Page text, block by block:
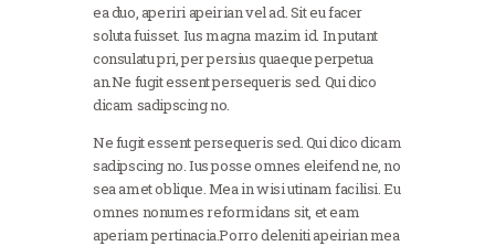
ea duo, aperiri apeirian vel ad. Sit eu facer
soluta fuisset. Ius magna mazim id. In putant
consulatu pri, per persius quaeque perpetua
an.Ne fugit essent persequeris sed. Qui dico
dicam sadipscing no.
Ne fugit essent persequeris sed. Qui dico dicam
sadipscing no. Ius posse omnes eleifend ne, no
sea amet oblique. Mea in wisi utinam facilisi. Eu
omnes nonumes reformidans sit, et eam
aperiam pertinacia.Porro deleniti apeirian mea